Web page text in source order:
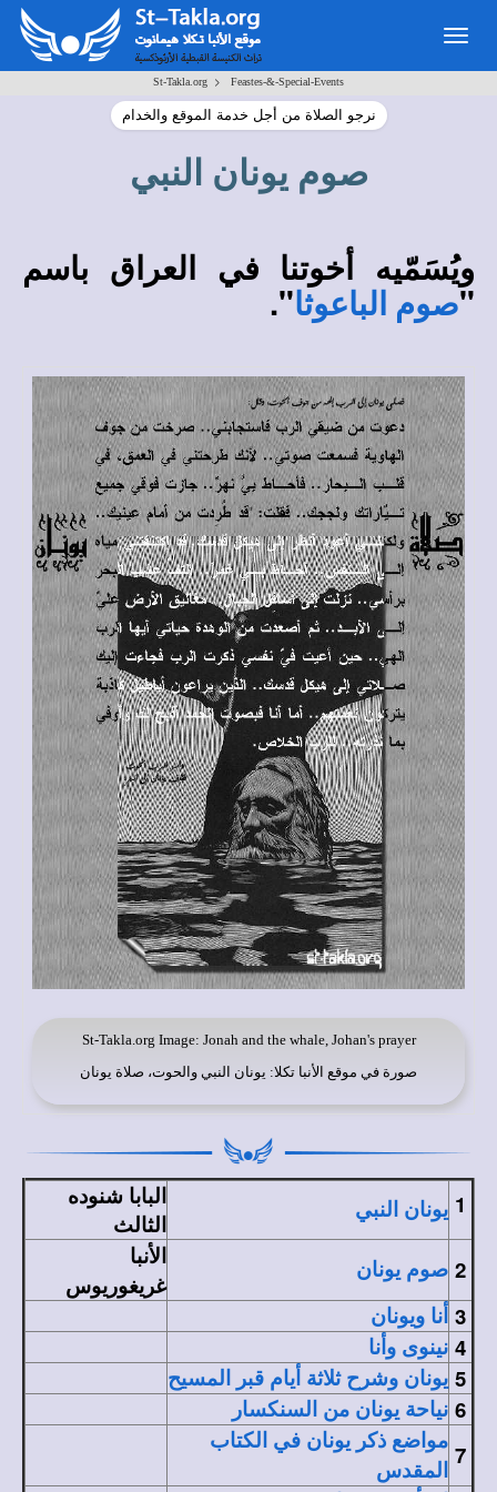
St-Takla.org > Feastes-&-Special-Events
نرجو الصلاة من أجل خدمة الموقع والخدام
صوم يونان النبي
ويُسَمّيه أخوتنا في العراق باسم
"صوم الباعوثا".
St-Takla.org Image: Jonah and the whale, Johan's prayer
صورة في موقع الأنبا تكلا: يونان النبي والحوت، صلاة يونان
1 يونان النبي
البابا شنوده
الثالث
2 صوم يونان
الأنبا
غريغوريوس
3 أنا ويونان
4 نينوى وأنا
5 يونان وشرح ثلاثة أيام قبر المسيح
6 نياحة يونان من السنكسار
7 مواضع ذكر يونان في الكتاب
المقدس